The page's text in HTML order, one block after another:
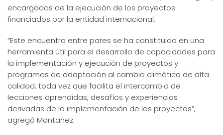
encargadas de la ejecución de los proyectos
financiados por la entidad internacional.
“Este encuentro entre pares se ha constituido en una
herramienta útil para el desarrollo de capacidades para
la implementación y ejecución de proyectos y
programas de adaptación al cambio climático de alta
calidad, toda vez que facilita el intercambio de
lecciones aprendidas, desafíos y experiencias
derivadas de la implementación de los proyectos”,
agregó Montañez.